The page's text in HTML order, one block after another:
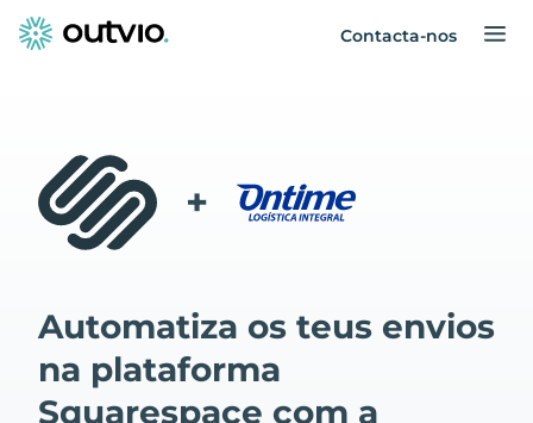
Contacta-nos
+
Automatiza os teus envios
na plataforma
Squarespace com a